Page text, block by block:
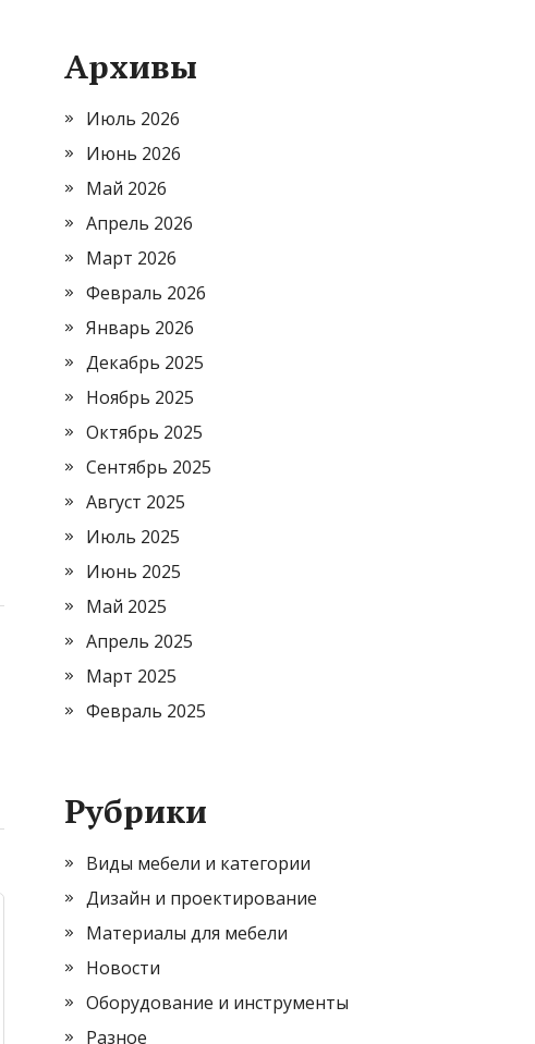
Архивы
Июль 2026
Июнь 2026
Май 2026
Апрель 2026
Март 2026
Февраль 2026
Январь 2026
Декабрь 2025
Ноябрь 2025
Октябрь 2025
Сентябрь 2025
Август 2025
Июль 2025
Июнь 2025
Май 2025
Апрель 2025
Март 2025
Февраль 2025
Рубрики
Виды мебели и категории
Дизайн и проектирование
Материалы для мебели
Новости
Оборудование и инструменты
Разное